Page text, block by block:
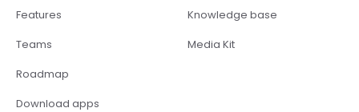
Features
Teams
Roadmap
Download apps
Knowledge base
Media Kit